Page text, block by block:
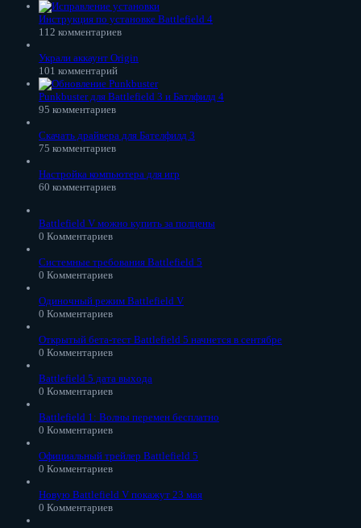
Инструкция по установке Battlefield 4
112 комментариев
Украли аккаунт Origin
101 комментарий
Punkbuster для Battlefield 3 и Батлфилд 4
95 комментариев
Скачать драйвера для Бателфилд 3
75 комментариев
Настройка компьютера для игр
60 комментариев
Battlefield V можно купить за полцены
0 Комментариев
Системные требования Battlefield 5
0 Комментариев
Одиночный режим Battlefield V
0 Комментариев
Открытый бета-тест Battlefield 5 начнется в сентябре
0 Комментариев
Battlefield 5 дата выхода
0 Комментариев
Battlefield 1: Волны перемен бесплатно
0 Комментариев
Официальный трейлер Battlefield 5
0 Комментариев
Новую Battlefield V покажут 23 мая
0 Комментариев